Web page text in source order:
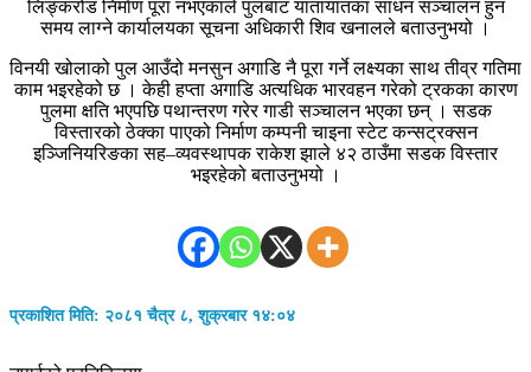
लिङ्करोड निर्माण पूरा नभएकाले पुलबाट यातायातका साधन सञ्चालन हुन
समय लाग्ने कार्यालयका सूचना अधिकारी शिव खनालले बताउनुभयो ।
विनयी खोलाको पुल आउँदो मनसुन अगाडि नै पूरा गर्ने लक्ष्यका साथ तीव्र गतिमा
काम भइरहेको छ । केही हप्ता अगाडि अत्यधिक भारवहन गरेको ट्रकका कारण
पुलमा क्षति भएपछि पथान्तरण गरेर गाडी सञ्चालन भएका छन् । सडक
विस्तारको ठेक्का पाएको निर्माण कम्पनी चाइना स्टेट कन्सट्रक्सन
इञ्जिनियरिङका सह–व्यवस्थापक राकेश झाले ४२ ठाउँमा सडक विस्तार
भइरहेको बताउनुभयो ।
प्रकाशित मिति: २०८१ चैत्र ८, शुक्रबार १४:०४